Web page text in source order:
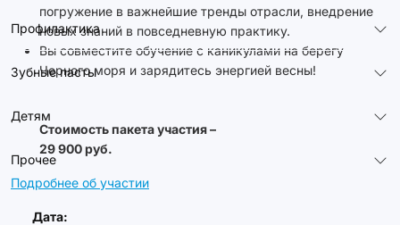
Профилактика
Зубные пасты
Детям
Прочее
погружение в важнейшие тренды отрасли, внедрение
новых знаний в повседневную практику.
Вы совместите обучение с каникулами на берегу
Черного моря и зарядитесь энергией весны!
Стоимость пакета участия –
29 900 руб.
Подробнее об участии
Дата: